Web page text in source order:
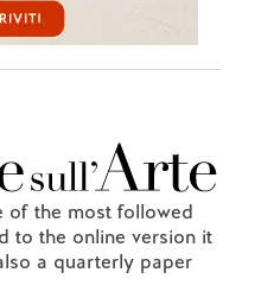
of the most followed
to the online version it
a quarterly paper